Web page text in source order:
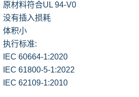
原材料符合UL 94-V0
没有插入损耗
体积小
执行标准:
IEC 60664-1:2020
IEC 61800-5-1:2022
IEC 62109-1:2010